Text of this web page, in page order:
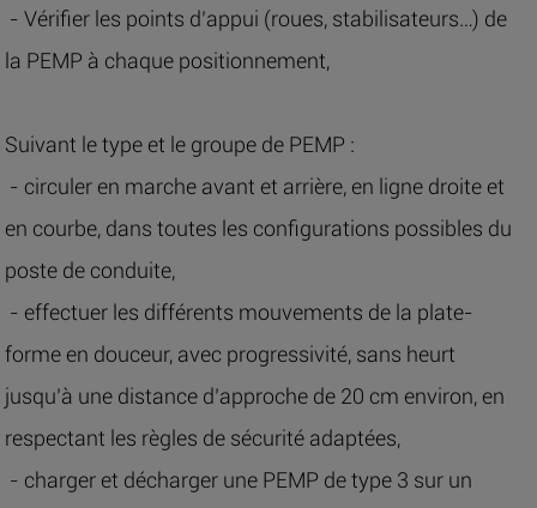
- Vérifier les points d’appui (roues, stabilisateurs…) de
la PEMP à chaque positionnement,
Suivant le type et le groupe de PEMP :
- circuler en marche avant et arrière, en ligne droite et
en courbe, dans toutes les configurations possibles du
poste de conduite,
- effectuer les différents mouvements de la plate-
forme en douceur, avec progressivité, sans heurt
jusqu’à une distance d’approche de 20 cm environ, en
respectant les règles de sécurité adaptées,
- charger et décharger une PEMP de type 3 sur un